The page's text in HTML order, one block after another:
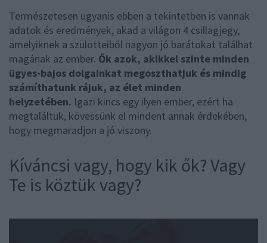
Természetesen ugyanis ebben a tekintetben is vannak
adatok és eredmények, akad a világon 4 csillagjegy,
amelyiknek a szülötteiből nagyon jó barátokat találhat
magának az ember. Ők azok, akikkel szinte minden
ügyes-bajos dolgainkat megoszthatjuk és mindig
számíthatunk rájuk, az élet minden
helyzetében. Igazi kincs egy ilyen ember, ezért ha
megtaláltuk, kövessünk el mindent annak érdekében,
hogy megmaradjon a jó viszony.
Kíváncsi vagy, hogy kik ők? Vagy
Te is köztük vagy?